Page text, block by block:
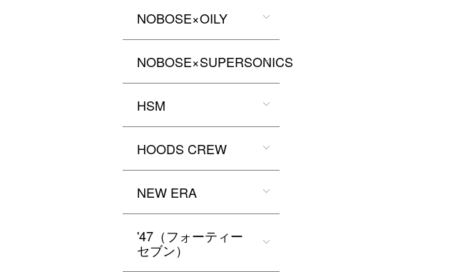
NOBOSE×OILY
NOBOSE×SUPERSONICS
HSM
HOODS CREW
NEW ERA
'47（フォーティー
セブン）